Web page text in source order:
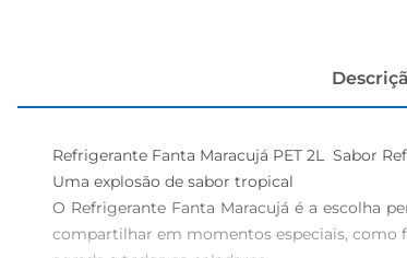
Refrigerante Fanta Maracujá PET 2L  Sabor
Uma explosão de sabor tropical
O Refrigerante Fanta Maracujá é a escolha
compartilhar em momentos especiais, como